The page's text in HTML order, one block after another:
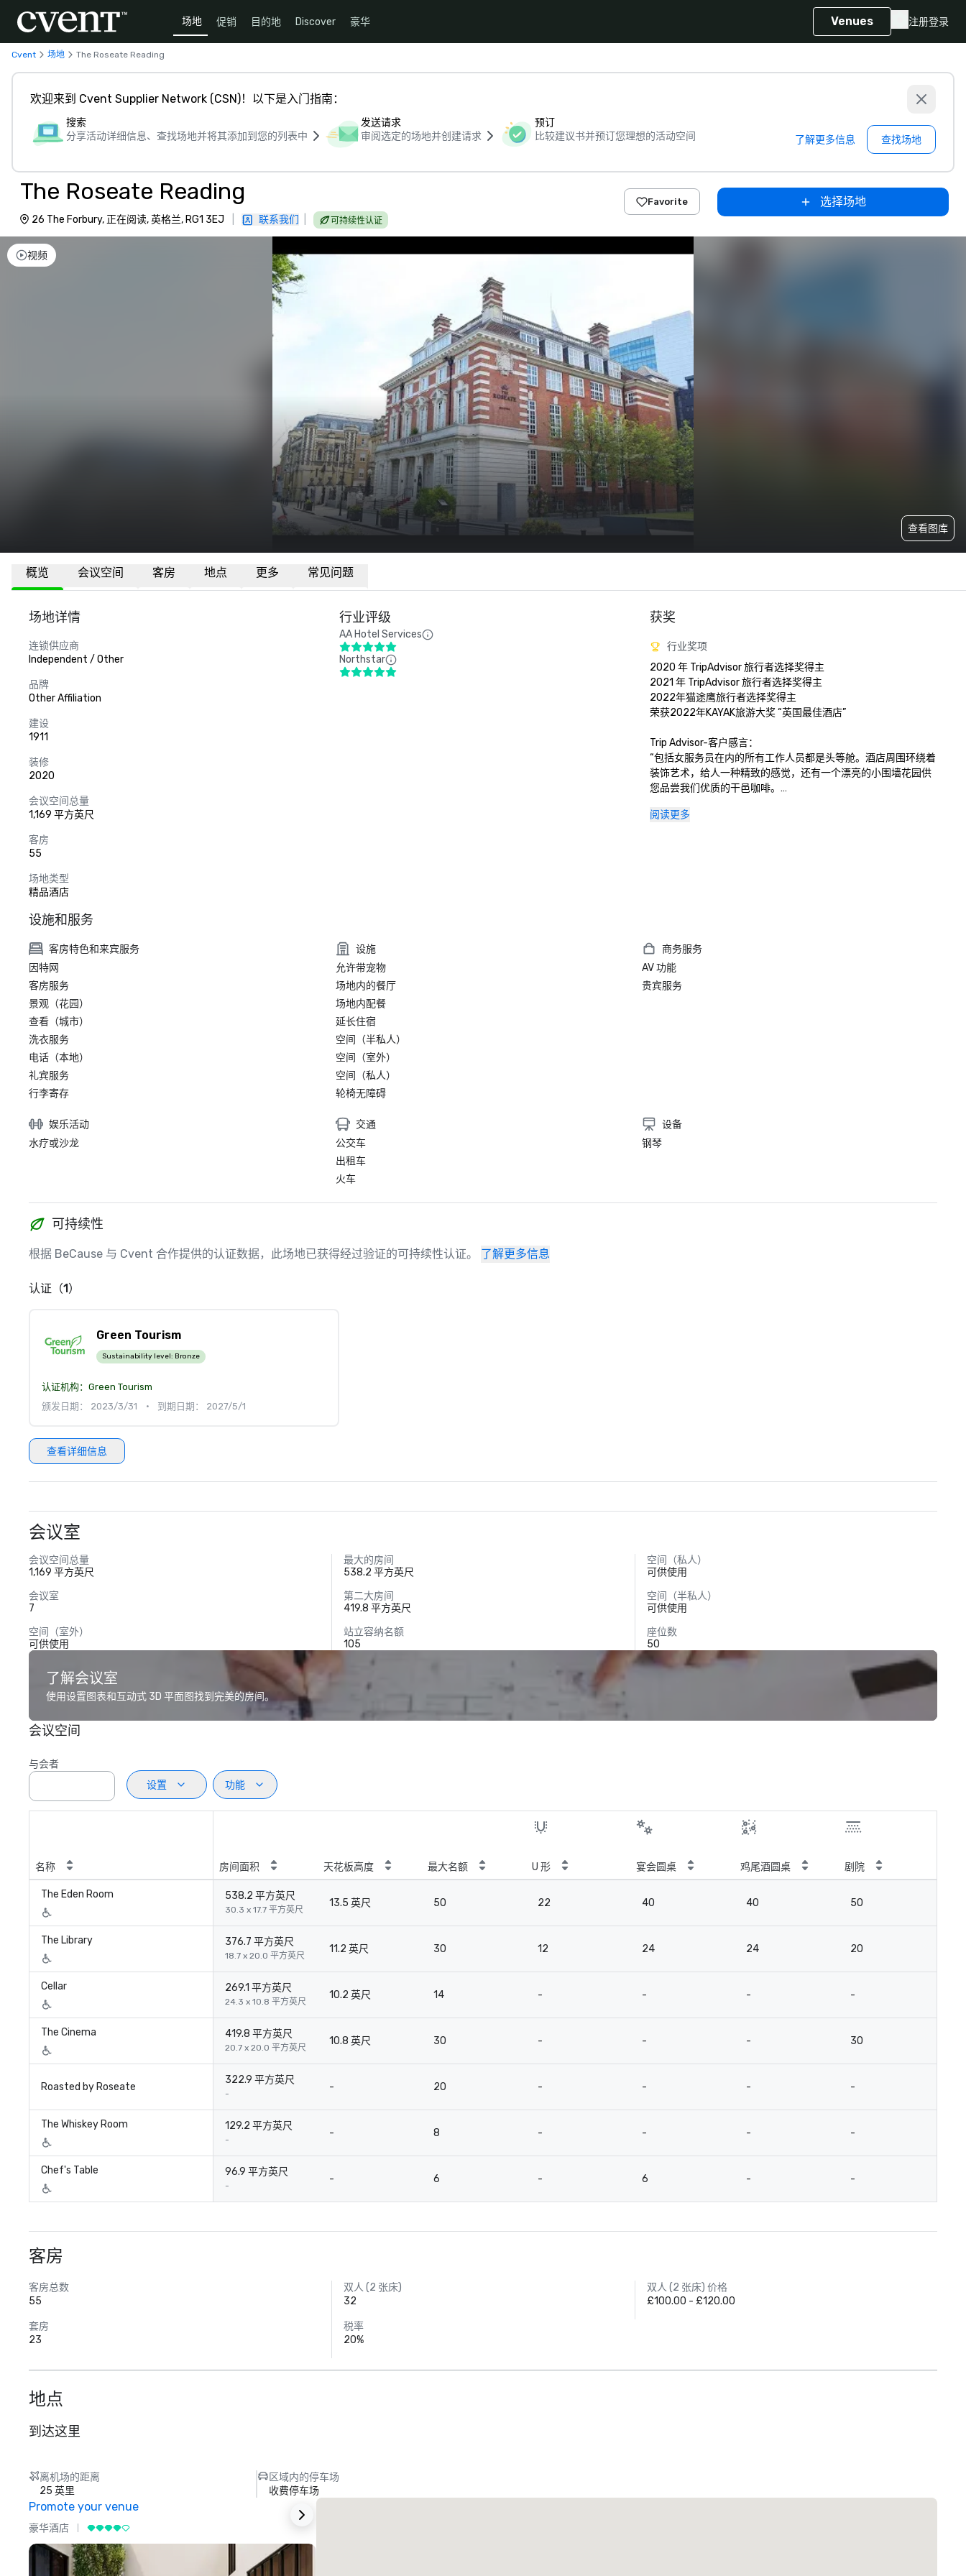
场地 促销 目的地 Discover 豪华 Venues 注册登录
Cvent 场地 The Roseate Reading
欢迎来到 Cvent Supplier Network (CSN)！以下是入门指南：
搜索
分享活动详细信息、查找场地并将其添加到您的列表中
发送请求
审阅选定的场地并创建请求
预订
比较建议书并预订您理想的活动空间
了解更多信息 查找场地
The Roseate Reading
26 The Forbury, 正在阅读, 英格兰, RG1 3EJ 联系我们 可持续性认证
Favorite 选择场地
视频
查看图库
概览 会议空间 客房 地点 更多 常见问题
场地详情
连锁供应商
Independent / Other
品牌
Other Affiliation
建设
1911
装修
2020
会议空间总量
1,169 平方英尺
客房
55
场地类型
精品酒店
行业评级
AA Hotel Services
Northstar
获奖
行业奖项
2020 年 TripAdvisor 旅行者选择奖得主
2021 年 TripAdvisor 旅行者选择奖得主
2022年猫途鹰旅行者选择奖得主
荣获2022年KAYAK旅游大奖 “英国最佳酒店”
Trip Advisor-客户感言：
“包括女服务员在内的所有工作人员都是头等舱。酒店周围环绕着
装饰艺术，给人一种精致的感觉，还有一个漂亮的小围墙花园供
您品尝我们优质的干邑咖啡。
阅读更多
设施和服务
客房特色和来宾服务
因特网
客房服务
景观（花园）
查看（城市）
洗衣服务
电话（本地）
礼宾服务
行李寄存
设施
允许带宠物
场地内的餐厅
场地内配餐
延长住宿
空间（半私人）
空间（室外）
空间（私人）
轮椅无障碍
商务服务
AV 功能
贵宾服务
娱乐活动
水疗或沙龙
交通
公交车
出租车
火车
设备
钢琴
可持续性
根据 BeCause 与 Cvent 合作提供的认证数据，此场地已获得经过验证的可持续性认证。 了解更多信息
认证（1）
Green Tourism
Sustainability level: Bronze
认证机构： Green Tourism
颁发日期： 2023/3/31
• 到期日期： 2027/5/1
查看详细信息
会议室
会议空间总量
1,169 平方英尺
最大的房间
538.2 平方英尺
空间（私人）
可供使用
会议室
7
第二大房间
419.8 平方英尺
空间（半私人）
可供使用
空间（室外）
可供使用
站立容纳名额
105
座位数
50
了解会议室
使用设置图表和互动式 3D 平面图找到完美的房间。
会议空间
与会者
设置
功能
名称 房间面积 天花板高度 最大名额 U 形 宴会圆桌 鸡尾酒圆桌 剧院
The Eden Room 538.2 平方英尺
30.3 x 17.7 平方英尺
13.5 英尺 50 22 40 40 50
The Library 376.7 平方英尺
18.7 x 20.0 平方英尺
11.2 英尺 30 12 24 24 20
Cellar 269.1 平方英尺
24.3 x 10.8 平方英尺
10.2 英尺 14 - - - -
The Cinema 419.8 平方英尺
20.7 x 20.0 平方英尺
10.8 英尺 30 - - - 30
Roasted by Roseate
322.9 平方英尺
-
- 20 - - - -
The Whiskey Room 129.2 平方英尺
-
- 8 - - - -
Chef's Table 96.9 平方英尺
-
- 6 - 6 - -
客房
客房总数
55
双人 (2 张床)
32
双人 (2 张床) 价格
£100.00 - £120.00
套房
23
税率
20%
地点
到达这里
离机场的距离
25 英里
区域内的停车场
收费停车场
Promote your venue
豪华酒店